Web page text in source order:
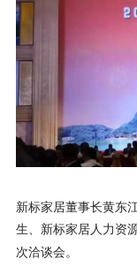
门窗实力派
理想生活
新视界
加盟合作
品牌资讯
新标家居董事长黄东
生、新标家居人力资
次洽谈会。